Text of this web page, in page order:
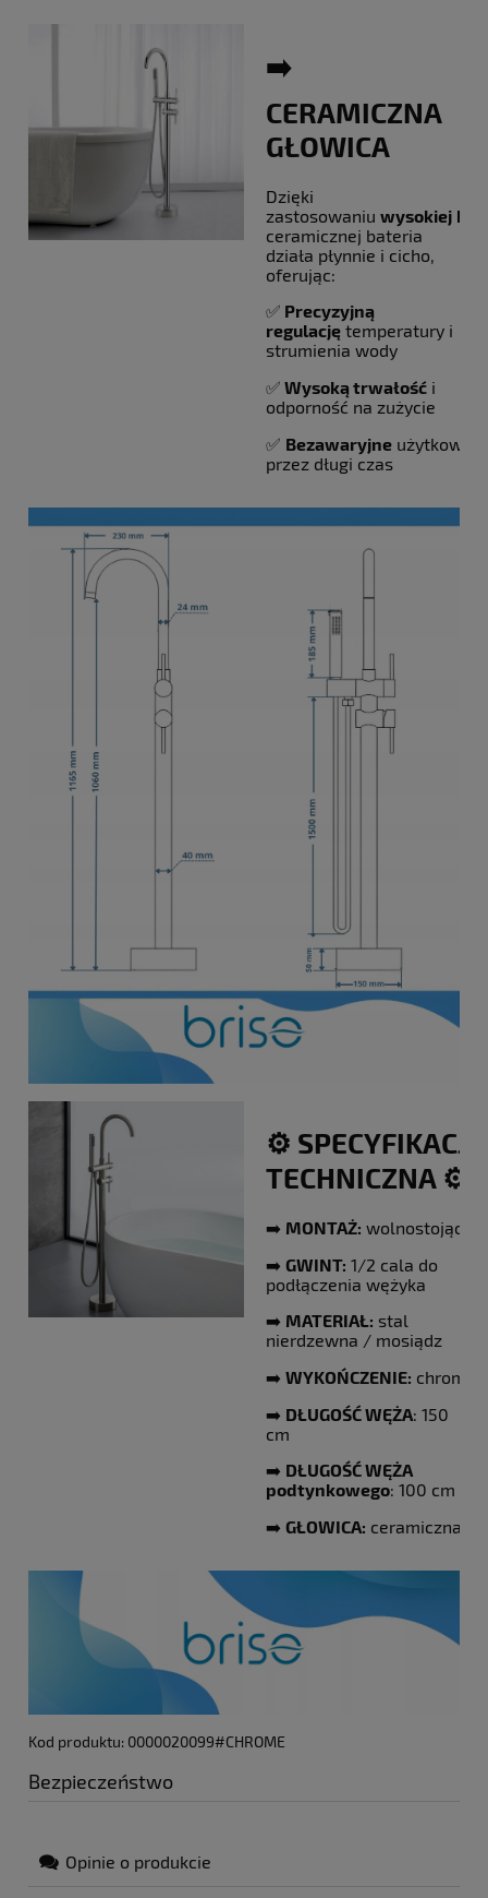
➡️
CERAMICZNA
GŁOWICA
Dzięki
zastosowaniu wysokiej
ceramicznej bateria
działa płynnie i cicho,
oferując:
✅ Precyzyjną
regulację temperatury i
strumienia wody
✅ Wysoką trwałość i
odporność na zużycie
✅ Bezawaryjne
przez długi czas
⚙️ SPECYFIKACJA
TECHNICZNA ⚙️
➡️ MONTAŻ: wolnostojąca
➡️ GWINT: 1/2 cala do
podłączenia wężyka
➡️ MATERIAŁ: stal
nierdzewna / mosiądz
➡️ WYKOŃCZENIE:
➡️ DŁUGOŚĆ WĘŻA: 150
cm
➡️ DŁUGOŚĆ WĘŻA
podtynkowego: 100 cm
➡️ GŁOWICA: ceramiczna
Kod produktu: 0000020099#CHROME
Bezpieczeństwo
Opinie o produkcie